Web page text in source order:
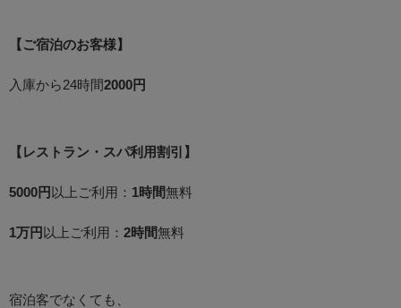
【ご宿泊のお客様】
入庫から24時間2000円
【レストラン・スパ利用割引】
5000円 以上ご利用： 1時間無料
1万円 以上ご利用： 2時間無料
宿泊客でなくても、